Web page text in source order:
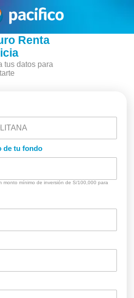
Renta
tus datos para
de tu fondo
monto mínimo de inversión de S/100,000 para